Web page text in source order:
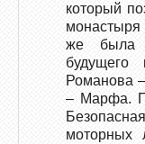
который
же была
будущего
Романова
– Марфа.
моторных